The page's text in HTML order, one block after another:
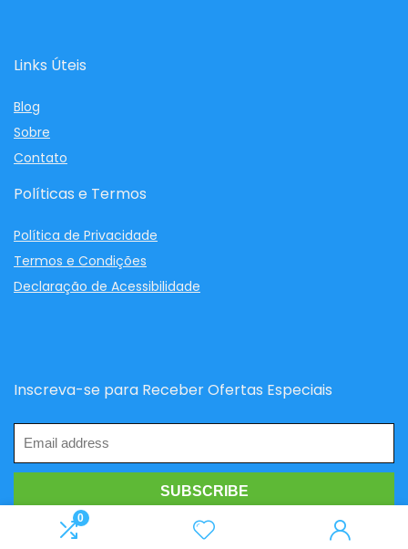
0
Links Úteis
Blog
Sobre
Contato
Políticas e Termos
Política de Privacidade
Termos e Condições
Declaração de Acessibilidade
Inscreva-se para Receber Ofertas Especiais